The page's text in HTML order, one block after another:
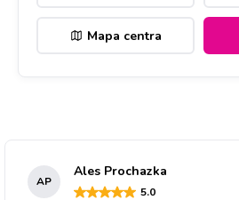
Mapa centra
AP
Ales Prochazka
5.0